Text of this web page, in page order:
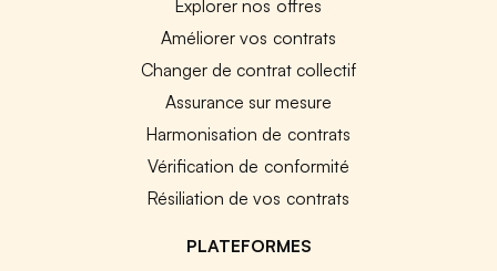
Explorer nos offres
Améliorer vos contrats
Changer de contrat collectif
Assurance sur mesure
Harmonisation de contrats
Vérification de conformité
Résiliation de vos contrats
PLATEFORMES